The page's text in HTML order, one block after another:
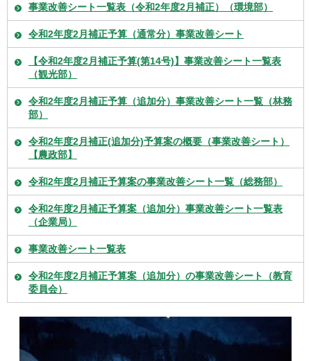
事業改善シート一覧表（令和2年度2月補正）（環境部）
令和2年度2月補正予算（通常分）事業改善シート
【令和2年度2月補正予算(第14号)】事業改善シート一覧表
（観光部）
令和2年度2月補正予算（追加分）事業改善シート一覧（林務
部）
令和2年度2月補正(追加分)予算案の概要（事業改善シート）
【農政部】
令和2年度2月補正予算案の事業改善シート一覧（総務部）
令和2年度2月補正予算案（追加分）事業改善シート一覧表
（企業局）
事業改善シート一覧表
令和2年度2月補正予算案（追加分）の事業改善シート（教育
委員会）